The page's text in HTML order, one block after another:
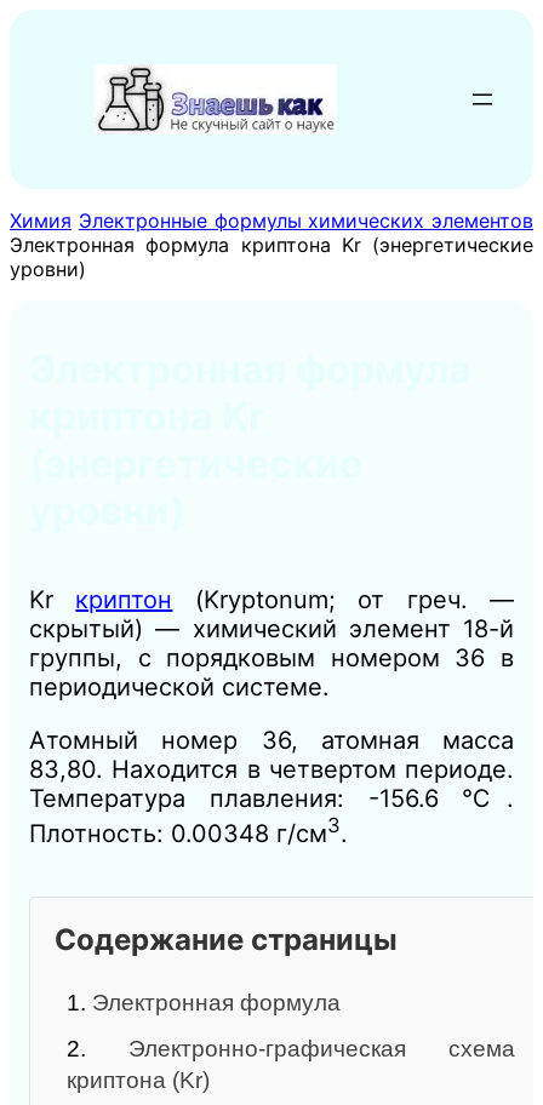
содержимому
Химия Электронные формулы химических элементов
Электронная формула криптона Kr (энергетические
уровни)
Kr криптон
(Kryptonum; от греч. —
скрытый)— химический элемент 18-й
группы, с порядковым номером 36 в
периодической системе.
Атомный номер 36, атомная масса
83,80. Находится в четвертом периоде.
Температура плавления: -156.6 ℃.
Плотность: 0.00348 г/см3.
Содержание страницы
1. Электронная формула
2. Электронно-графическая схема
криптона (Kr)